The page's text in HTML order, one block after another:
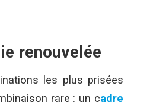
renouvelée
les plus prisées
rare : un cadre